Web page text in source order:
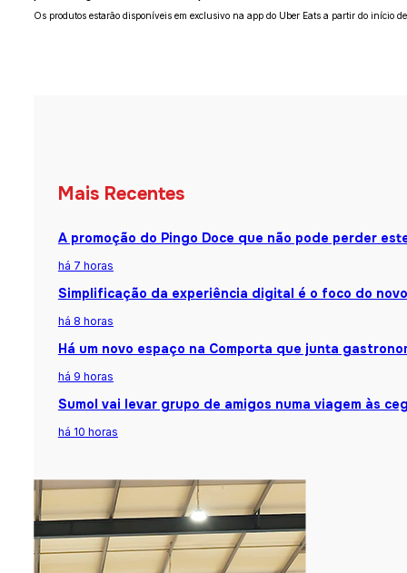
Os produtos estarão disponíveis em exclusivo na app do Uber Eats a partir do início
Mais Recentes
A promoção do Pingo Doce que não pode perder
há 7 horas
Simplificação da experiência digital é o foco do
há 8 horas
Há um novo espaço na Comporta que junta
há 9 horas
Sumol vai levar grupo de amigos numa viagem às
há 10 horas